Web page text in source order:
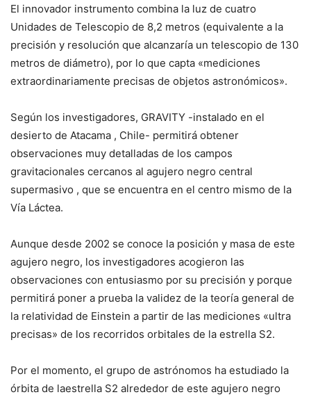
El innovador instrumento combina la luz de cuatro
Unidades de Telescopio de 8,2 metros (equivalente a la
precisión y resolución que alcanzaría un telescopio de 130
metros de diámetro), por lo que capta «mediciones
extraordinariamente precisas de objetos astronómicos».
Según los investigadores, GRAVITY -instalado en el
desierto de Atacama , Chile- permitirá obtener
observaciones muy detalladas de los campos
gravitacionales cercanos al agujero negro central
supermasivo , que se encuentra en el centro mismo de la
Vía Láctea.
Aunque desde 2002 se conoce la posición y masa de este
agujero negro, los investigadores acogieron las
observaciones con entusiasmo por su precisión y porque
permitirá poner a prueba la validez de la teoría general de
la relatividad de Einstein a partir de las mediciones «ultra
precisas» de los recorridos orbitales de la estrella S2.
Por el momento, el grupo de astrónomos ha estudiado la
órbita de laestrella S2 alrededor de este agujero negro